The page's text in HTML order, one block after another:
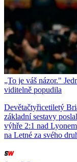
„To je váš názor."
viditelně popudila
Devětačtyřicetiletý
základní sestavy
výhře 2:1 nad
na Letné za svého